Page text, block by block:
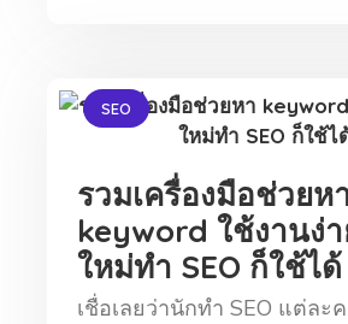
SEO
รวมเครื่องมือช่วยห
keyword ใช้งานง่
ใหม่ทำ SEO ก็ใช้ได้
เชื่อเลยว่านักทำ SEO แต่ล